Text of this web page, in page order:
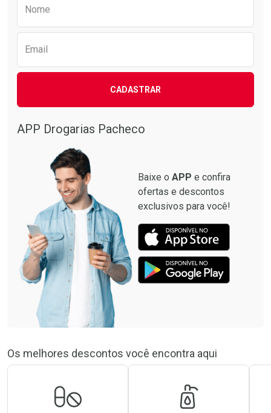
Nome
Email
CADASTRAR
APP Drogarias Pacheco
Baixe o APP e confira
ofertas e descontos
exclusivos para você!
Os melhores descontos você encontra aqui